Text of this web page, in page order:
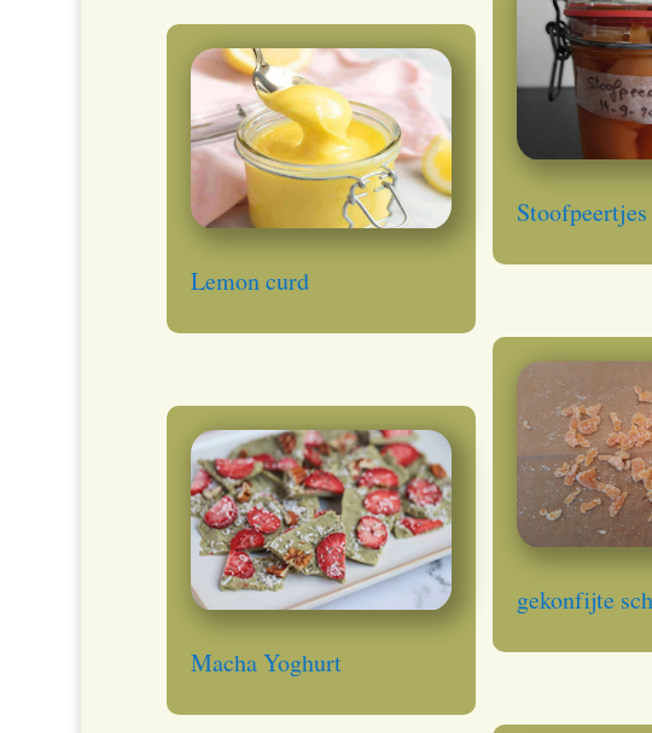
Lemon curd
Macha Yoghurt
Stoofpeertjes
gekonfijte